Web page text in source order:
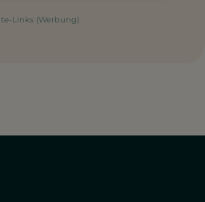
Links (Werbung)